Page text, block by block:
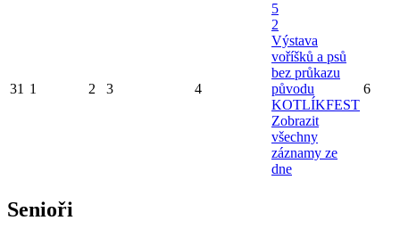
31 1 2 3 4
5
2
Výstava
voříšků a psů
bez průkazu
původu
KOTLÍKFEST
Zobrazit
všechny
záznamy ze
dne
6
Senioři